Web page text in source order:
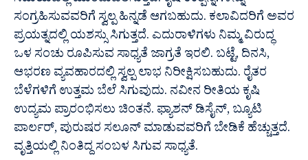
ಸಂಗ್ರಹಿಸುವವರಿಗೆ ಸ್ವಲ್ಪ ಹಿನ್ನಡೆ ಆಗಬಹುದು. ಕಲಾವಿದರಿಗೆ ಅವರ
ಪ್ರಯತ್ನದಲ್ಲಿ ಯಶಸ್ಸು ಸಿಗುತ್ತದೆ. ಎದುರಾಳಿಗಳು ನಿಮ್ಮ ವಿರುದ್ಧ
ಒಳ ಸಂಚು ರೂಪಿಸುವ ಸಾಧ್ಯತೆ ಜಾಗ್ರತೆ ಇರಲಿ. ಬಟ್ಟೆ, ದಿನಸಿ,
ಆಭರಣ ವ್ಯವಹಾರದಲ್ಲಿ ಸ್ವಲ್ಪ ಲಾಭ ನಿರೀಕ್ಷಿಸಬಹುದು. ರೈತರ
ಬೆಳೆಗಳಿಗೆ ಉತ್ತಮ ಬೆಲೆ ಸಿಗುವುದು. ನವೀನ ರೀತಿಯ ಕೃಷಿ
ಉದ್ಯಮ ಪ್ರಾರಂಭಿಸಲು ಚಿಂತನೆ. ಫ್ಯಾಶನ್ ಡಿಸೈನ್, ಬ್ಯೂಟಿ
ಪಾರ್ಲರ್, ಪುರುಷರ ಸಲೂನ್ ಮಾಡುವವರಿಗೆ ಬೇಡಿಕೆ ಹೆಚ್ಚುತ್ತದೆ.
ವೃತ್ತಿಯಲ್ಲಿ ನಿಂತಿದ್ದ ಸಂಬಳ ಸಿಗುವ ಸಾಧ್ಯತೆ.